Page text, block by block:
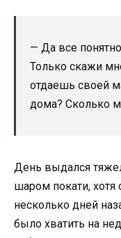
— Да все
Только скажи
отдаешь своей
дома? Сколько
День выдался
шаром покати, хотя
несколько дней
было хватить на